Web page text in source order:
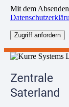
i
t
a
s
e
d
i
Mit dem
Zentrale
Saterland